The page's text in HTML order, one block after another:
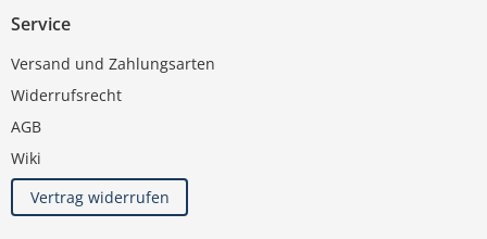
Service
Versand und Zahlungsarten
Widerrufsrecht
AGB
Wiki
Vertrag widerrufen